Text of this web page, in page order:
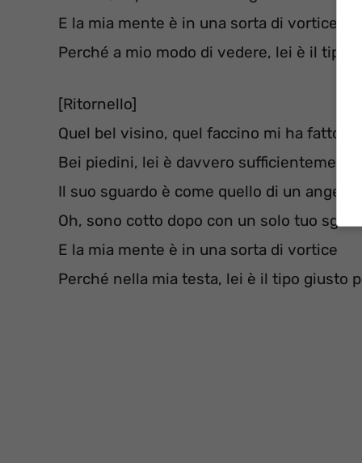
E la mia mente è in una sorta di vortice
Perché a mio modo di vedere, lei è il tipo
[Ritornello]
Quel bel visino, quel faccino mi ha fatto
Bei piedini, lei è davvero
Il suo sguardo è come quello di un angelo
Oh, sono cotto dopo con un solo tuo
E la mia mente è in una sorta di vortice
Perché nella mia testa, lei è il tipo giusto